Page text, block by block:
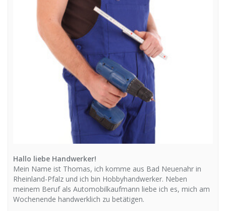
Hallo liebe Handwerker!
Mein Name ist Thomas, ich komme aus Bad Neuenahr in
Rheinland-Pfalz und ich bin Hobbyhandwerker. Neben
meinem Beruf als Automobilkaufmann liebe ich es, mich am
Wochenende handwerklich zu betätigen.